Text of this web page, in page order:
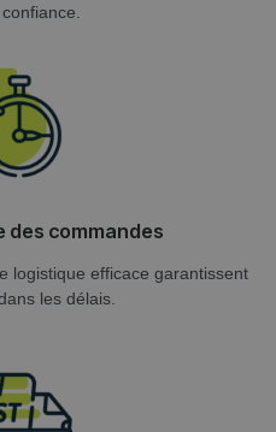
des commandes
logistique efficace garantissent
les délais.